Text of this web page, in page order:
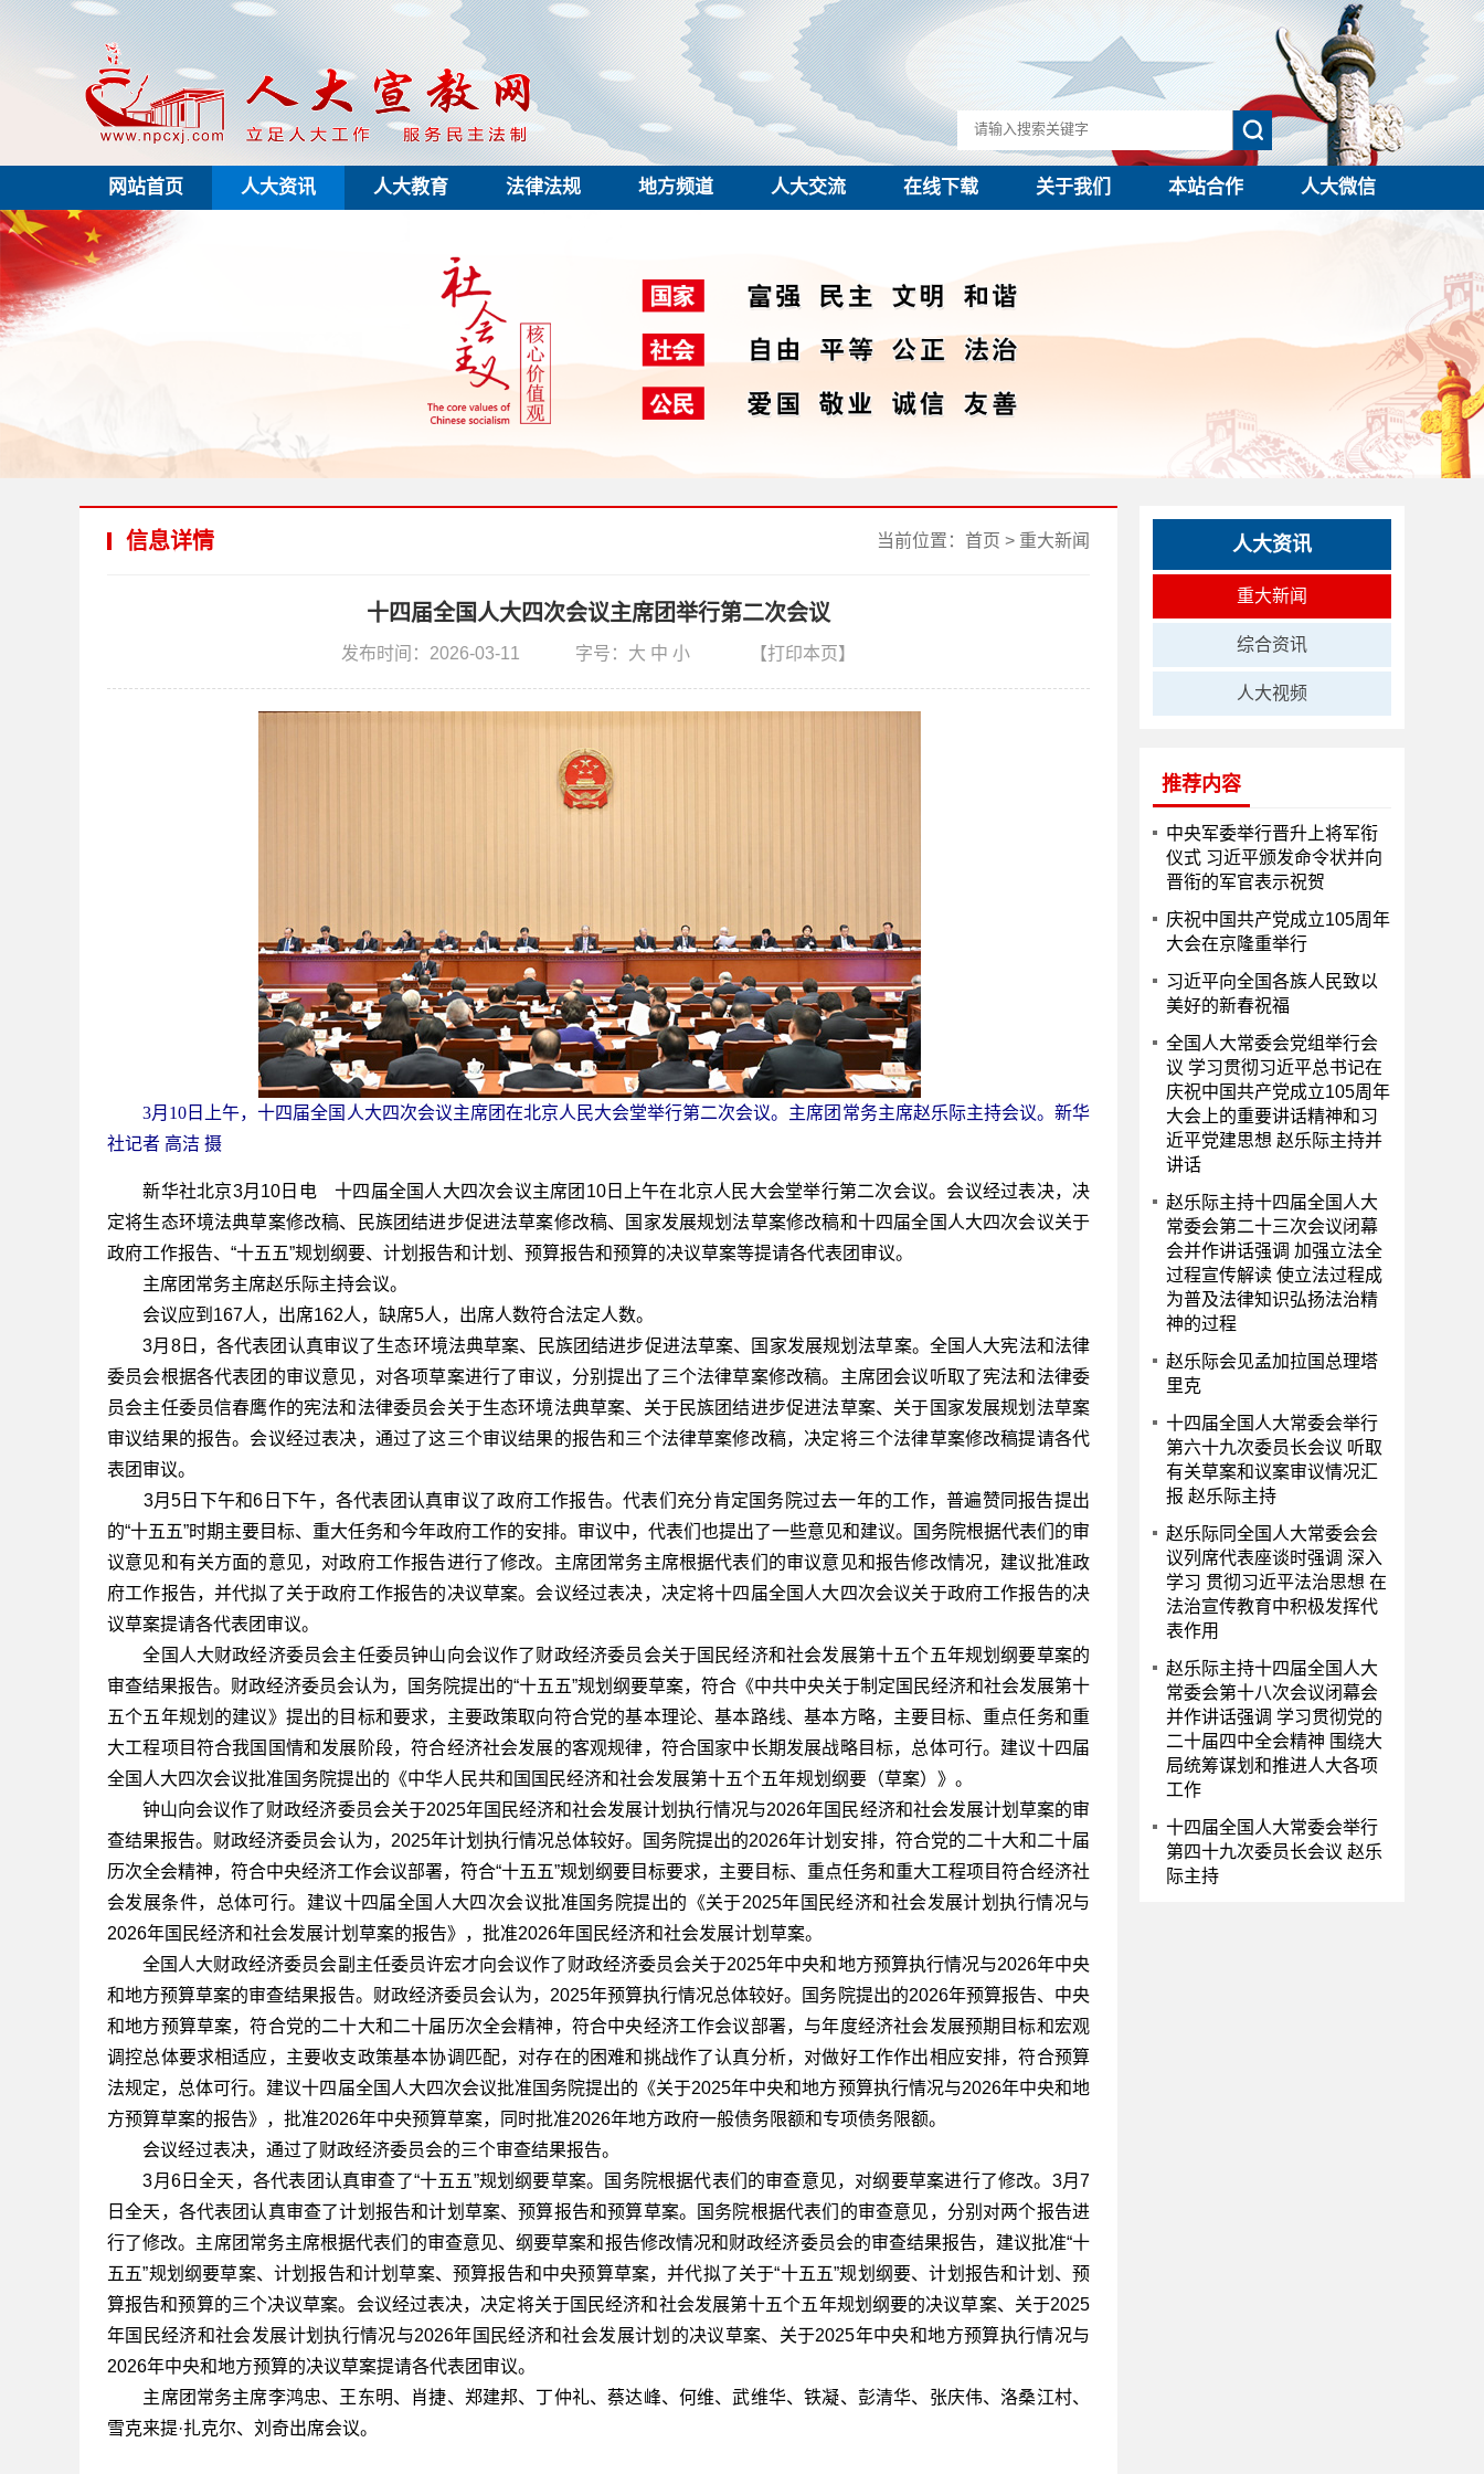
网站首页 人大资讯 人大教育 法律法规 地方频道 人大交流 在线下载 关于我们 本站合作 人大微信
信息详情 当前位置： 首页 > 重大新闻
十四届全国人大四次会议主席团举行第二次会议
发布时间：2026-03-11 字号： 大 中 小 【打印本页】
3月10日上午，十四届全国人大四次会议主席团在北京人民大会堂举行第二次会议。主席团常务主席赵乐际主持会议。新华
社记者 高洁 摄
新华社北京3月10日电 十四届全国人大四次会议主席团10日上午在北京人民大会堂举行第二次会议。会议经过表决，决
定将生态环境法典草案修改稿、民族团结进步促进法草案修改稿、国家发展规划法草案修改稿和十四届全国人大四次会议关于
政府工作报告、“十五五”规划纲要、计划报告和计划、预算报告和预算的决议草案等提请各代表团审议。
主席团常务主席赵乐际主持会议。
会议应到167人，出席162人，缺席5人，出席人数符合法定人数。
3月8日，各代表团认真审议了生态环境法典草案、民族团结进步促进法草案、国家发展规划法草案。全国人大宪法和法律
委员会根据各代表团的审议意见，对各项草案进行了审议，分别提出了三个法律草案修改稿。主席团会议听取了宪法和法律委
员会主任委员信春鹰作的宪法和法律委员会关于生态环境法典草案、关于民族团结进步促进法草案、关于国家发展规划法草案
审议结果的报告。会议经过表决，通过了这三个审议结果的报告和三个法律草案修改稿，决定将三个法律草案修改稿提请各代
表团审议。
3月5日下午和6日下午，各代表团认真审议了政府工作报告。代表们充分肯定国务院过去一年的工作，普遍赞同报告提出
的“十五五”时期主要目标、重大任务和今年政府工作的安排。审议中，代表们也提出了一些意见和建议。国务院根据代表们的审
议意见和有关方面的意见，对政府工作报告进行了修改。主席团常务主席根据代表们的审议意见和报告修改情况，建议批准政
府工作报告，并代拟了关于政府工作报告的决议草案。会议经过表决，决定将十四届全国人大四次会议关于政府工作报告的决
议草案提请各代表团审议。
全国人大财政经济委员会主任委员钟山向会议作了财政经济委员会关于国民经济和社会发展第十五个五年规划纲要草案的
审查结果报告。财政经济委员会认为，国务院提出的“十五五”规划纲要草案，符合《中共中央关于制定国民经济和社会发展第十
五个五年规划的建议》提出的目标和要求，主要政策取向符合党的基本理论、基本路线、基本方略，主要目标、重点任务和重
大工程项目符合我国国情和发展阶段，符合经济社会发展的客观规律，符合国家中长期发展战略目标，总体可行。建议十四届
全国人大四次会议批准国务院提出的《中华人民共和国国民经济和社会发展第十五个五年规划纲要（草案）》。
钟山向会议作了财政经济委员会关于2025年国民经济和社会发展计划执行情况与2026年国民经济和社会发展计划草案的审
查结果报告。财政经济委员会认为，2025年计划执行情况总体较好。国务院提出的2026年计划安排，符合党的二十大和二十届
历次全会精神，符合中央经济工作会议部署，符合“十五五”规划纲要目标要求，主要目标、重点任务和重大工程项目符合经济社
会发展条件，总体可行。建议十四届全国人大四次会议批准国务院提出的《关于2025年国民经济和社会发展计划执行情况与
2026年国民经济和社会发展计划草案的报告》，批准2026年国民经济和社会发展计划草案。
全国人大财政经济委员会副主任委员许宏才向会议作了财政经济委员会关于2025年中央和地方预算执行情况与2026年中央
和地方预算草案的审查结果报告。财政经济委员会认为，2025年预算执行情况总体较好。国务院提出的2026年预算报告、中央
和地方预算草案，符合党的二十大和二十届历次全会精神，符合中央经济工作会议部署，与年度经济社会发展预期目标和宏观
调控总体要求相适应，主要收支政策基本协调匹配，对存在的困难和挑战作了认真分析，对做好工作作出相应安排，符合预算
法规定，总体可行。建议十四届全国人大四次会议批准国务院提出的《关于2025年中央和地方预算执行情况与2026年中央和地
方预算草案的报告》，批准2026年中央预算草案，同时批准2026年地方政府一般债务限额和专项债务限额。
会议经过表决，通过了财政经济委员会的三个审查结果报告。
3月6日全天，各代表团认真审查了“十五五”规划纲要草案。国务院根据代表们的审查意见，对纲要草案进行了修改。3月7
日全天，各代表团认真审查了计划报告和计划草案、预算报告和预算草案。国务院根据代表们的审查意见，分别对两个报告进
行了修改。主席团常务主席根据代表们的审查意见、纲要草案和报告修改情况和财政经济委员会的审查结果报告，建议批准“十
五五”规划纲要草案、计划报告和计划草案、预算报告和中央预算草案，并代拟了关于“十五五”规划纲要、计划报告和计划、预
算报告和预算的三个决议草案。会议经过表决，决定将关于国民经济和社会发展第十五个五年规划纲要的决议草案、关于2025
年国民经济和社会发展计划执行情况与2026年国民经济和社会发展计划的决议草案、关于2025年中央和地方预算执行情况与
2026年中央和地方预算的决议草案提请各代表团审议。
主席团常务主席李鸿忠、王东明、肖捷、郑建邦、丁仲礼、蔡达峰、何维、武维华、铁凝、彭清华、张庆伟、洛桑江村、
雪克来提·扎克尔、刘奇出席会议。
人大资讯
重大新闻
综合资讯
人大视频
推荐内容
中央军委举行晋升上将军衔
仪式 习近平颁发命令状并向
晋衔的军官表示祝贺
庆祝中国共产党成立105周年
大会在京隆重举行
习近平向全国各族人民致以
美好的新春祝福
全国人大常委会党组举行会
议 学习贯彻习近平总书记在
庆祝中国共产党成立105周年
大会上的重要讲话精神和习
近平党建思想 赵乐际主持并
讲话
赵乐际主持十四届全国人大
常委会第二十三次会议闭幕
会并作讲话强调 加强立法全
过程宣传解读 使立法过程成
为普及法律知识弘扬法治精
神的过程
赵乐际会见孟加拉国总理塔
里克
十四届全国人大常委会举行
第六十九次委员长会议 听取
有关草案和议案审议情况汇
报 赵乐际主持
赵乐际同全国人大常委会会
议列席代表座谈时强调 深入
学习 贯彻习近平法治思想 在
法治宣传教育中积极发挥代
表作用
赵乐际主持十四届全国人大
常委会第十八次会议闭幕会
并作讲话强调 学习贯彻党的
二十届四中全会精神 围绕大
局统筹谋划和推进人大各项
工作
十四届全国人大常委会举行
第四十九次委员长会议 赵乐
际主持